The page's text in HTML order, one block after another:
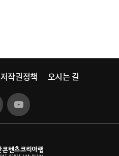
저작권정책 오시는 길